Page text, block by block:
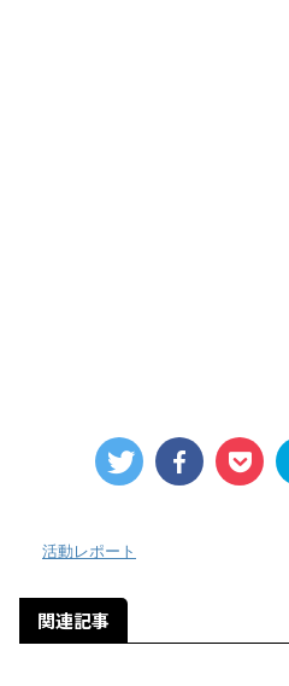
活動レポート
関連記事